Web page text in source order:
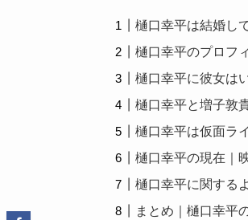
樋口幸平は結婚し
樋口幸平のプロフ
樋口幸平に彼女は
樋口幸平と増子敦
樋口幸平は仮面ラ
樋口幸平の現在｜
樋口幸平に関する
まとめ｜樋口幸平